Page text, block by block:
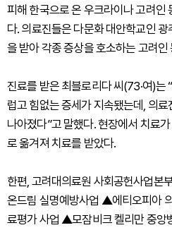
피해 한국으로 온 우크라이나 고려인
다. 의료진들은 다문화 대안학교인
을 받아 각종 증상을 호소하는 고려
진료를 받은 최블로리다 씨(73·여)는
럽고 힘없는 증세가 지속됐는데, 의
나아졌다”고 말했다. 현장에서 치료
로 옮겨져 치료를 받았다.
한편, 고려대의료원 사회공헌사업본
온드림 실명예방사업 ▲에티오피아
료평가 사업 ▲모잠비크 켈리만 중앙